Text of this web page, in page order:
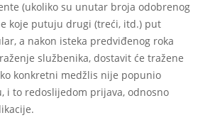
(ukoliko su unutar broja odobrenog
koje putuju drugi (treći, itd.) put
a nakon isteka predviđenog roka
službenika, dostavit će tražene
konkretni medžlis nije popunio
i to redoslijedom prijava, odnosno